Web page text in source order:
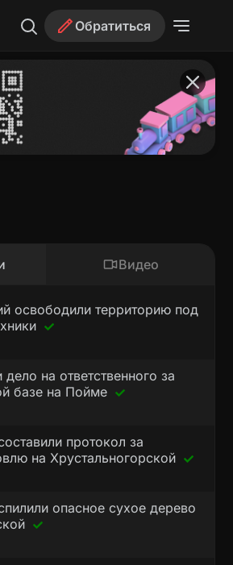
Обратиться
Видео
освободили территорию под
на ответственного за
базе на Пойме
протокол за
на Хрустальногорской
опасное сухое дерево